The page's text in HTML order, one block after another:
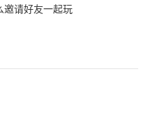
邀请好友一起玩